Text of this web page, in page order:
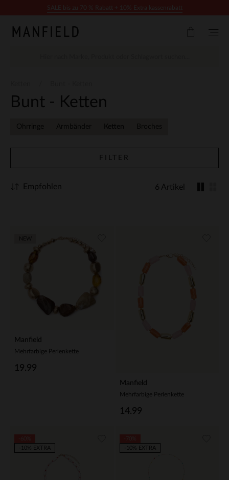
Bunt - Ketten
Ohrringe Armbänder Ketten Broches
FILTER
6 Artikel
Empfohlen
Manfield
Mehrfarbige Perlenkette
19.99
Manfield
Mehrfarbige Perlenkette
14.99
-10% EXTRA
-10% EXTRA